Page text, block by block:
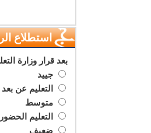
استطلاع
بعد قرار وزارة
جييد
التعليم عن بعد
متوسط
التعليم
ضعيف